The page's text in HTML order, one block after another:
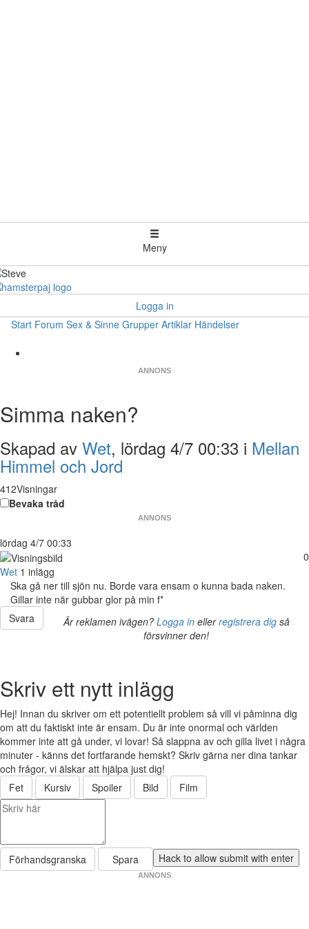
Meny
Logga in
Start Forum Sex & Sinne Grupper Artiklar Händelser
ANNONS
Simma naken?
Skapad av Wet, lördag 4/7 00:33 i Mellan
Himmel och Jord
412Visningar
Bevaka tråd
ANNONS
lördag 4/7 00:33
0
Wet 1 inlägg
Ska gå ner till sjön nu. Borde vara ensam o kunna bada naken.
Gillar inte när gubbar glor på min f*
Svara
Är reklamen ivägen? Logga inellerregistrera digså
försvinner den!
Skriv ett nytt inlägg
Hej! Innan du skriver om ett potentiellt problem så vill vi påminna dig
om att du faktiskt inte är ensam. Du är inte onormal och världen
kommer inte att gå under, vi lovar! Så slappna av och gilla livet i några
minuter - känns det fortfarande hemskt? Skriv gärna ner dina tankar
och frågor, vi älskar att hjälpa just dig!
Fet
Kursiv Spoiler Bild Film
Förhandsgranska Spara
ANNONS